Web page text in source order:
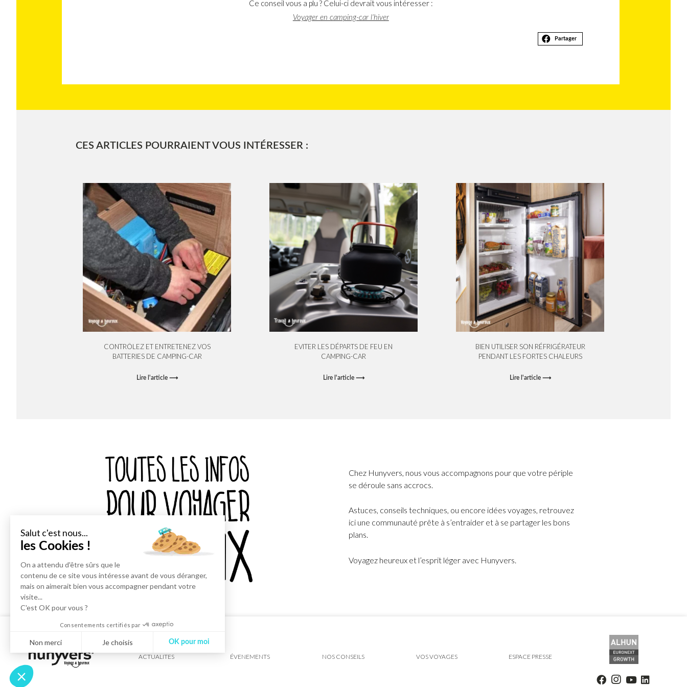
Ce conseil vous a plu ? Celui-ci devrait vous intéresser :
Voyager en camping-car l’hiver
Partager
CES ARTICLES POURRAIENT VOUS INTÉRESSER :
CONTRÔLEZ ET ENTRETENEZ VOS
BATTERIES DE CAMPING-CAR
Lire l'article ⟶
EVITER LES DÉPARTS DE FEU EN
CAMPING-CAR
Lire l'article ⟶
BIEN UTILISER SON RÉFRIGÉRATEUR
PENDANT LES FORTES CHALEURS
Lire l'article ⟶
Chez Hunyvers, nous vous accompagnons pour que votre périple
se déroule sans accrocs.
Astuces, conseils techniques, ou encore idées voyages, retrouvez
ici une communauté prête à s’entraider et à se partager les bons
plans.
Voyagez heureux et l’esprit léger avec Hunyvers.
ACTUALITES ÉVENEMENTS NOS CONSEILS VOS VOYAGES ESPACE PRESSE
Salut c'est nous...
les Cookies !
On a attendu d'être sûrs que le
contenu de ce site vous intéresse avant de vous déranger,
mais on aimerait bien vous accompagner pendant votre
visite...
C'est OK pour vous ?
Consentements certifiés par
Non merci Je choisis OK pour moi
Axeptio consent
Plateforme de Gestion du Consentement : Personnalisez vos Options
Notre plateforme vous permet d'adapter et de gérer vos paramètres de confidentialité, en garantissant la conformité avec les réglementations. Personnalisez vos préférences pour contrôler la manière dont